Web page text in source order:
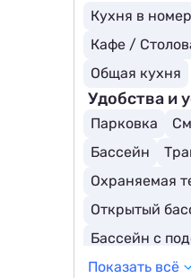
Кухня в
Кафе /
Общая кухня
Удобства и
Парковка
Бассейн
Охраняемая
Открытый
Бассейн с
Собственный
Показать всё